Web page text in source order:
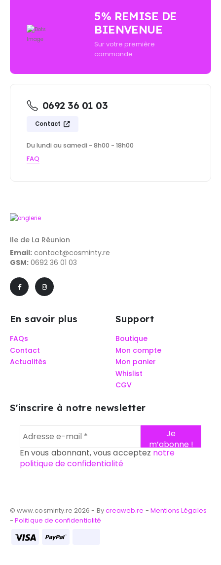
5% REMISE DE
BIENVENUE
Sur votre première
commande
0692 36 01 03
Contact
Du lundi au samedi - 8h00 - 18h00
FAQ
Ile de La Réunion
Email: contact@cosminty.re
GSM: 0692 36 01 03
En savoir plus
FAQs
Contact
Actualités
Support
Boutique
Mon compte
Mon panier
Whislist
CGV
S'inscrire à notre newsletter
En vous abonnant, vous acceptez notre
politique de confidentialité
© www.cosminty.re 2026 - Bycreaweb.re - Mentions Légales
-Politique de confidentialité